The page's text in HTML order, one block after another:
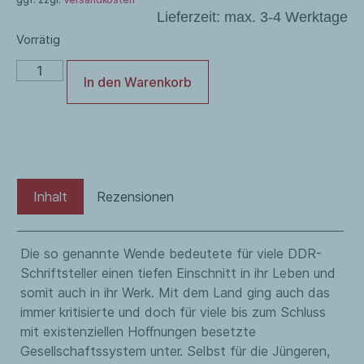
Lieferzeit: max. 3-4 Werktage
Vorrätig
In den Warenkorb
Inhalt Rezensionen
Die so genannte Wende bedeutete für viele DDR-
Schriftsteller einen tiefen Einschnitt in ihr Leben und
somit auch in ihr Werk. Mit dem Land ging auch das
immer kritisierte und doch für viele bis zum Schluss
mit existenziellen Hoffnungen besetzte
Gesellschaftssystem unter. Selbst für die Jüngeren,